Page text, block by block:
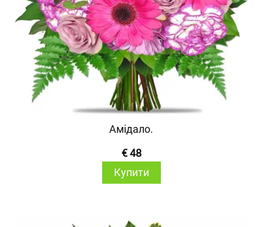
Амідало.
€ 48
Купити